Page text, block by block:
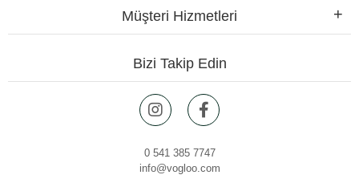
Müşteri Hizmetleri
Bizi Takip Edin
0 541 385 7747
info@vogloo.com